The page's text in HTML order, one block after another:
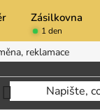
Zásilkovna
1 den
reklamace